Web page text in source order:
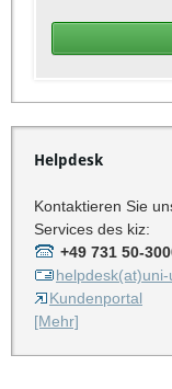
Helpdesk
Kontaktieren Sie
Services des kiz:
+49 731 50-
helpdesk(at)uni-
Kundenportal
[Mehr]